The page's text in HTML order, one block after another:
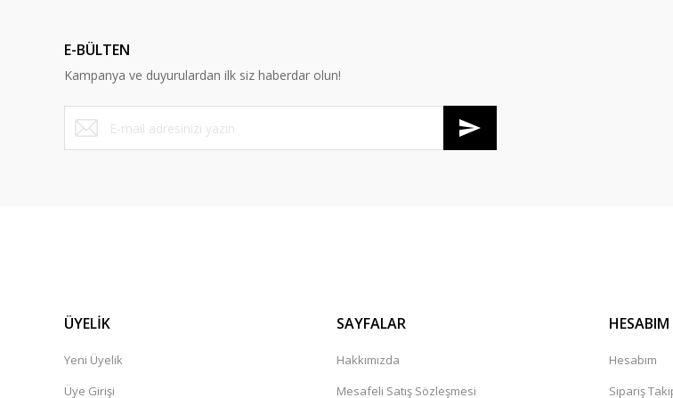
E-BÜLTEN
Kampanya ve duyurulardan ilk siz haberdar olun!
ÜYELİK
Yeni Üyelik
Üye Girişi
SAYFALAR
Hakkımızda
Mesafeli Satış Sözleşmesi
HESABIM
Hesabım
Sipariş